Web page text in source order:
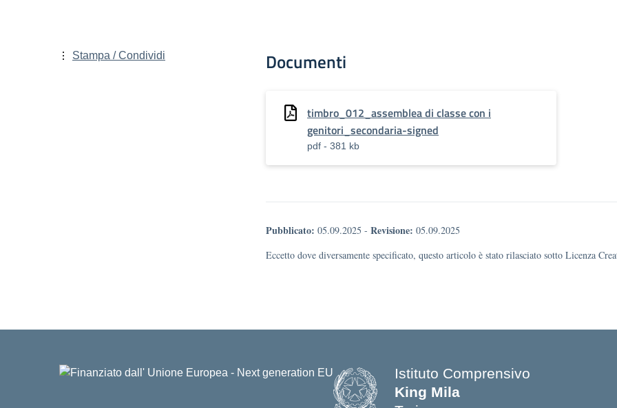
Documenti
timbro_012_assemblea di classe con i
genitori_secondaria-signed
pdf - 381 kb
Pubblicato: 05.09.2025 - Revisione: 05.09.2025
Eccetto dove diversamente specificato, questo articolo è stato rilasciato sotto Licenza
Stampa / Condividi
Istituto Comprensivo
King Mila